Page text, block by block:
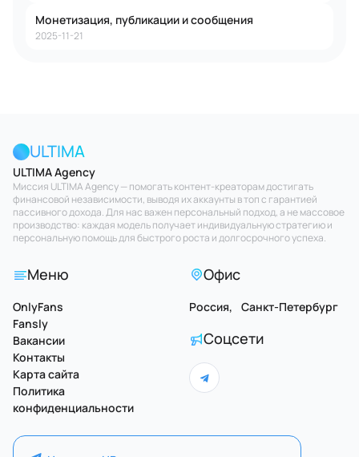
Монетизация, публикации и сообщения
2025-11-21
ULTIMA
ULTIMA Agency
Миссия ULTIMA Agency — помогать контент-креаторам достигать
финансовой независимости, выводя их аккаунты в топ с гарантией
пассивного дохода. Для нас важен персональный подход, а не массовое
производство: каждая модель получает индивидуальную стратегию и
персональную помощь для быстрого роста и долгосрочного успеха.
Меню
OnlyFans
Fansly
Вакансии
Контакты
Карта сайта
Политика
конфиденциальности
Офис
Россия, Санкт-Петербург
Соцсети